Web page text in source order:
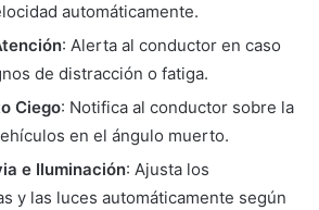
automáticamente.
: Alerta al conductor en caso
de distracción o fatiga.
Ciego: Notifica al conductor sobre la
en el ángulo muerto.
e Iluminación: Ajusta los
y las luces automáticamente según